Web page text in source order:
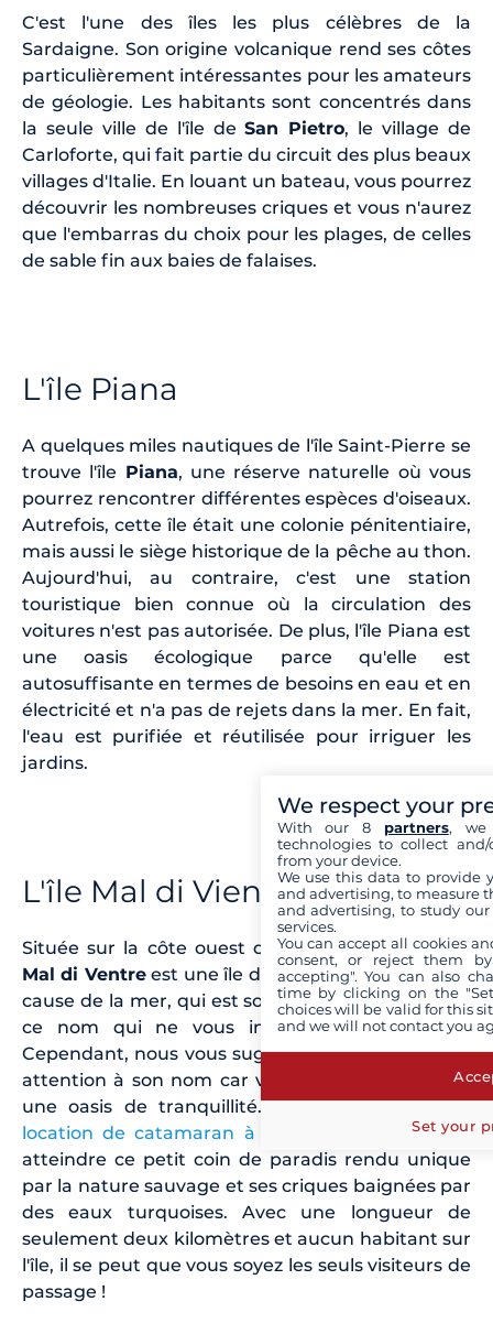
C'est l'une des îles les plus célèbres de la
Sardaigne. Son origine volcanique rend ses côtes
particulièrement intéressantes pour les amateurs
de géologie. Les habitants sont concentrés dans
la seule ville de l'île deSan Pietro, le village de
Carloforte, qui fait partie du circuit des plus beaux
villages d'Italie. En louant un bateau, vous pourrez
découvrir les nombreuses criques et vous n'aurez
que l'embarras du choix pour les plages, de celles
de sable fin aux baies de falaises.
L'île Piana
A quelques miles nautiques de l'île Saint-Pierre se
trouve l'île Piana, une réserve naturelle où vous
pourrez rencontrer différentes espèces d'oiseaux.
Autrefois, cette île était une colonie pénitentiaire,
mais aussi le siège historique de la pêche au thon.
Aujourd'hui, au contraire, c'est une station
touristique bien connue où la circulation des
voitures n'est pas autorisée. De plus, l'île Piana est
une oasis écologique parce qu'elle est
autosuffisante en termes de besoins en eau et en
électricité et n'a pas de rejets dans la mer. En fait,
l'eau est purifiée et réutilisée pour irriguer les
jardins.
L'île Mal di Vientre
Située sur la côte ouest de la Sardaigne, l'île de
Mal di Ventreest une île de protection spéciale. A
cause de la mer, qui est souvent agitée, l'île a pris
ce nom qui ne vous invite pas à la visiter.
Cependant, nous vous suggérons de ne pas faire
attention à son nom car vous pourriez manquer
une oasis de tranquillité. En optant pour une
location de catamaran à Oristano
vous pourrez
atteindre ce petit coin de paradis rendu unique
par la nature sauvage et ses criques baignées par
des eaux turquoises. Avec une longueur de
seulement deux kilomètres et aucun habitant sur
l'île, il se peut que vous soyez les seuls visiteurs de
passage !
We respect your
With our 8 partners, we
technologies to collect
from your device.
We use this data to provide
and advertising, to measure
and advertising, to study
services.
You can accept all cookies
consent, or reject them
accepting". You can also
time by clicking on the
choices will be valid for this
and we will not contact you
Set your